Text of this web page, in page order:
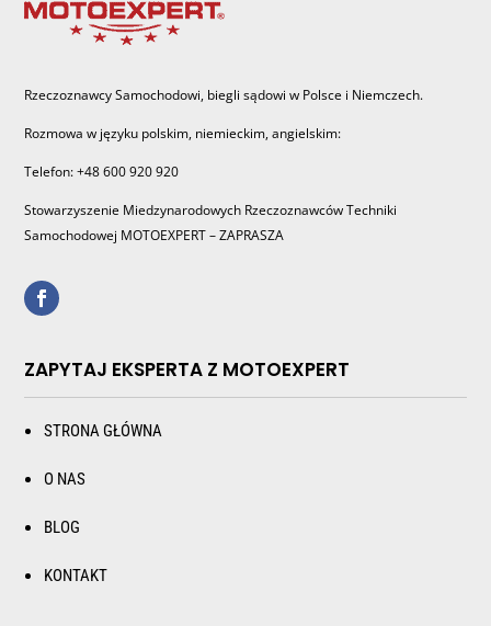
Rzeczoznawcy Samochodowi, biegli sądowi w Polsce i Niemczech.
Rozmowa w języku polskim, niemieckim, angielskim:
Telefon: +48 600 920 920
Stowarzyszenie Miedzynarodowych Rzeczoznawców Techniki
Samochodowej MOTOEXPERT – ZAPRASZA
ZAPYTAJ EKSPERTA Z MOTOEXPERT
STRONA GŁÓWNA
O NAS
BLOG
KONTAKT